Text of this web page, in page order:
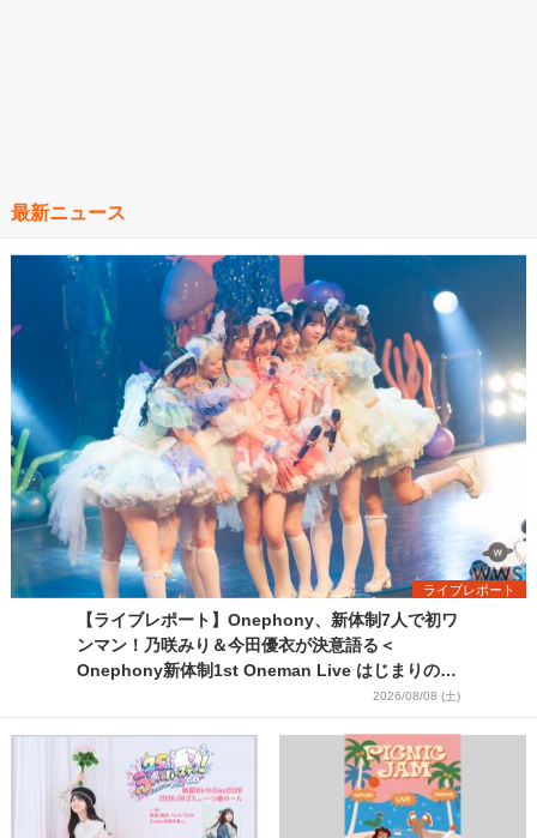
最新ニュース
ライブレポート
【ライブレポート】Onephony、新体制7人で初ワ
ンマン！乃咲みり＆今田優衣が決意語る＜
Onephony新体制1st Oneman Live はじまりの夏
2026/08/08 (土)